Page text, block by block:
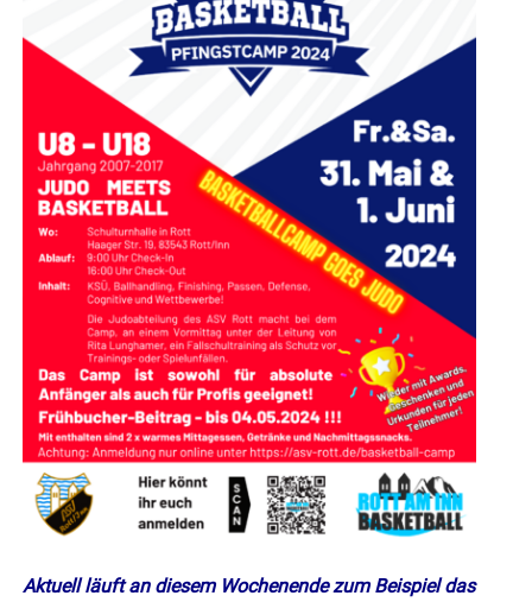
Aktuell läuft an diesem Wochenende zum Beispiel das